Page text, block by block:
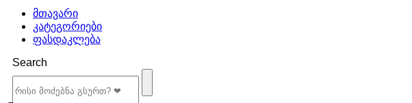
მთავარი
კატეგორიები
ფასდაკლება
Search